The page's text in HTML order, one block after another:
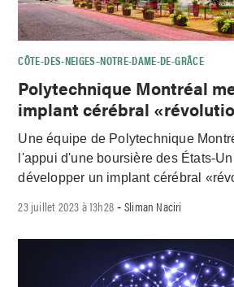
CÔTE-DES-NEIGES–NOTRE-DAME-DE-GRÂCE
Polytechnique Montréal
implant cérébral
Une équipe de Polytechnique
l'appui d'une boursière des États-
développer un implant cérébral
23 juillet 2023 à 13h28 -Sliman Naciri